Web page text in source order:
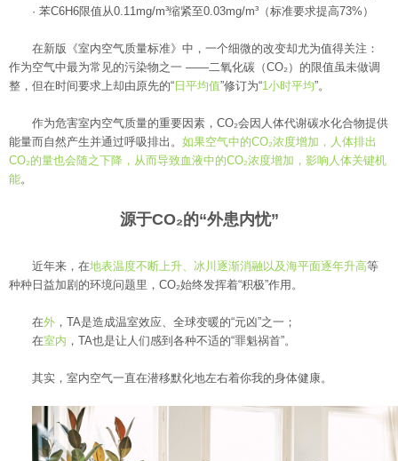
· 苯C6H6限值从0.11mg/m³缩紧至0.03mg/m³（标准要求提高73%）
在新版《室内空气质量标准》中，一个细微的改变却尤为值得关注：
作为空气中最为常见的污染物之一 ——二氧化碳（CO₂）的限值虽未做调
整，但在时间要求上却由原先的“ 日平均值”修订为“1小时平均”。
作为危害室内空气质量的重要因素，CO₂会因人体代谢碳水化合物提供
能量而自然产生并通过呼吸排出。 如果空气中的CO₂浓度增加，人体排出
CO₂的量也会随之下降，从而导致血液中的CO₂浓度增加，影响人体关键机
能。
源于CO₂的“外患内忧”
近年来，在地表温度不断上升、冰川逐渐消融以及海平面逐年升高等
种种日益加剧的环境问题里，CO₂始终发挥着“积极”作用。
在外 ，TA是造成温室效应、全球变暖的“元凶”之一；
在室内 ，TA也是让人们感到各种不适的“罪魁祸首”。
其实，室内空气一直在潜移默化地左右着你我的身体健康。